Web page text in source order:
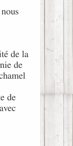
de la
de
de